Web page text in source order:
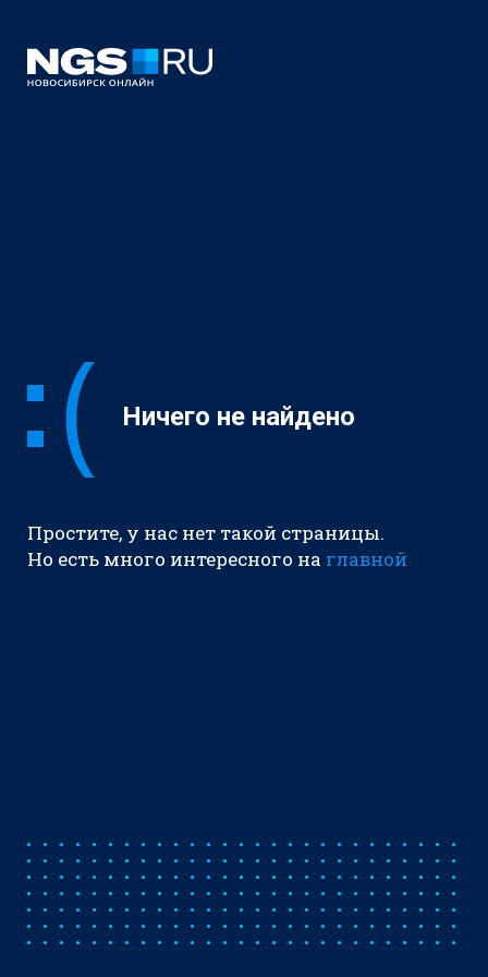
Ничего не найдено
Простите, у нас нет такой страницы.
Но есть много интересного на главной